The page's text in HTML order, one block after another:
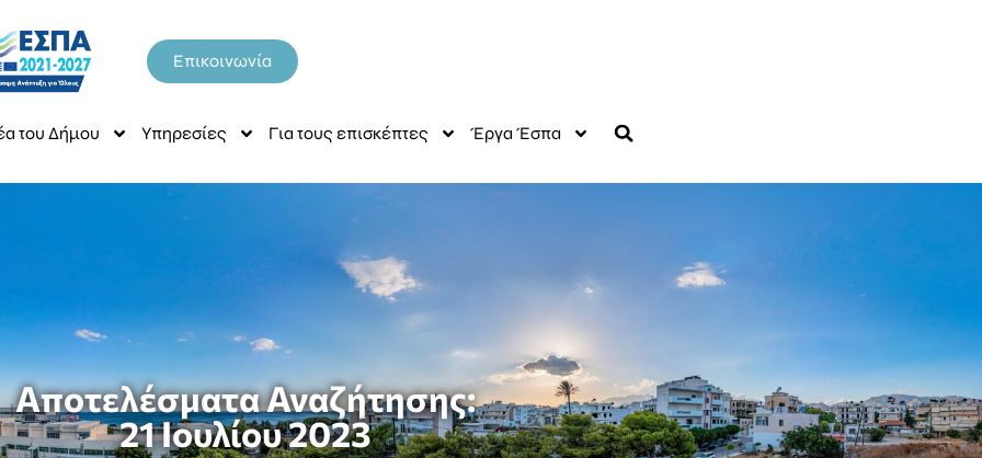
Επικοινωνία
του Δήμου Υπηρεσίες Για τους επισκέπτες Έργα Έσπα
Αποτελέσματα Αναζήτησης:
21 Ιουλίου 2023